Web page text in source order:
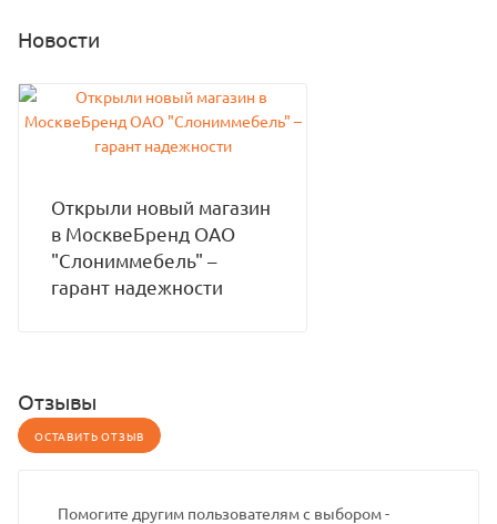
Новости
Открыли новый магазин
в МосквеБренд ОАО
"Слониммебель" –
гарант надежности
Отзывы
ОСТАВИТЬ ОТЗЫВ
Помогите другим пользователям с выбором -